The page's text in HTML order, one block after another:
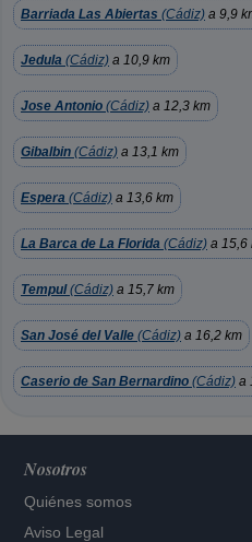
Barriada Las Abiertas (Cádiz) a 9,9
Jedula (Cádiz) a 10,9 km
Jose Antonio (Cádiz) a 12,3 km
Gibalbin (Cádiz) a 13,1 km
Espera (Cádiz) a 13,6 km
La Barca de La Florida (Cádiz) a 15,6
Tempul(Cádiz) a 15,7 km
San José del Valle (Cádiz) a 16,2 km
Caserio de San Bernardino (Cádiz) a
Nosotros
Quiénes somos
Aviso Legal